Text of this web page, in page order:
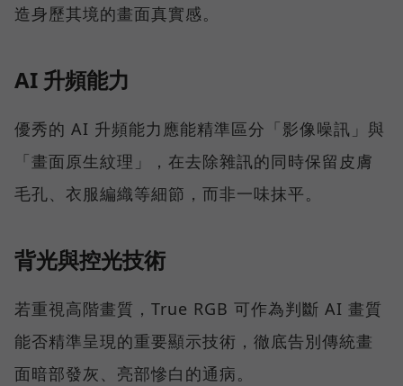
造身歷其境的畫面真實感。
AI 升頻能力
優秀的 AI 升頻能力應能精準區分「影像噪訊」與
「畫面原生紋理」，在去除雜訊的同時保留皮膚
毛孔、衣服編織等細節，而非一味抹平。
背光與控光技術
若重視高階畫質，True RGB 可作為判斷 AI 畫質
能否精準呈現的重要顯示技術，徹底告別傳統畫
面暗部發灰、亮部慘白的通病。